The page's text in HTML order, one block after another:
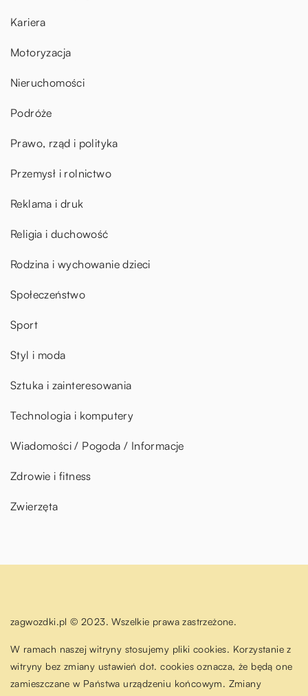
Kariera
Motoryzacja
Nieruchomości
Podróże
Prawo, rząd i polityka
Przemysł i rolnictwo
Reklama i druk
Religia i duchowość
Rodzina i wychowanie dzieci
Społeczeństwo
Sport
Styl i moda
Sztuka i zainteresowania
Technologia i komputery
Wiadomości / Pogoda / Informacje
Zdrowie i fitness
Zwierzęta
zagwozdki.pl © 2023. Wszelkie prawa zastrzeżone.
W ramach naszej witryny stosujemy pliki cookies. Korzystanie z
witryny bez zmiany ustawień dot. cookies oznacza, że będą one
zamieszczane w Państwa urządzeniu końcowym. Zmiany